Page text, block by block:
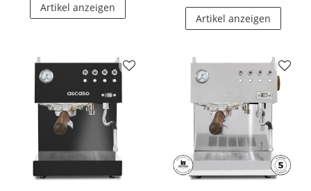
Artikel anzeigen
Artikel anzeigen